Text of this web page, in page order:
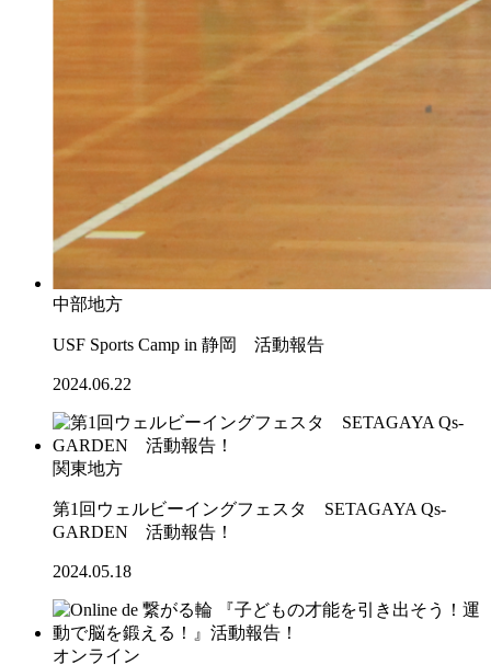
中部地方
USF Sports Camp in 静岡 活動報告
2024.06.22
関東地方
第1回ウェルビーイングフェスタ SETAGAYA Qs-
GARDEN 活動報告！
2024.05.18
オンライン